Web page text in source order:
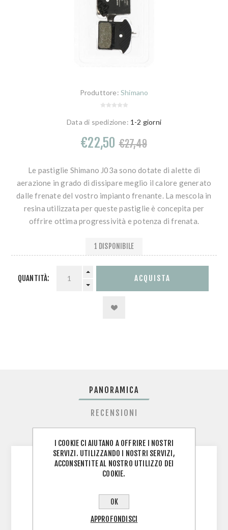
Produttore: Shimano
Data di spedizione: 1-2 giorni
€22,50 €27,49
Le pastiglie Shimano J03a sono dotate di alette di
aerazione in grado di dissipare meglio il calore generato
dalle frenate del vostro impianto frenante. La mescola in
resina utilizzata per queste pastiglie è concepita per
offrire ottima progressività e potenza di frenata.
1 DISPONIBILE
QUANTITÀ:
PANORAMICA
RECENSIONI
- Coppia di pastiglie originali per freni a disco
Shimano
I COOKIE CI AIUTANO A OFFRIRE I NOSTRI
SERVIZI. UTILIZZANDO I NOSTRI SERVIZI,
ACCONSENTITE AL NOSTRO UTILIZZO DEI
COOKIE.
OK
APPROFONDISCI